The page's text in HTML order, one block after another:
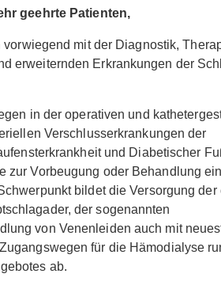
geehrte Patienten,
mit der Diagnostik,
erweiternden Erkrankungen der
in der operativen und
Verschlusserkrankungen der
und Diabetischer
zur Vorbeugung oder Behandlung
bildet die Versorgung der
der sogenannten
von Venenleiden auch mit
für die Hämodialyse
ab.